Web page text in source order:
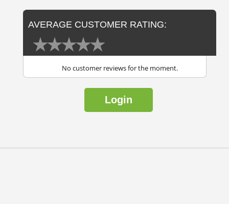
AVERAGE CUSTOMER RATING:
No customer reviews for the moment.
Login